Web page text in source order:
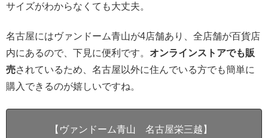
サイズがわからなくても大丈夫。
名古屋にはヴァンドーム青山が4店舗あり、全店舗が百貨店
内にあるので、下見に便利です。 オンラインストアでも販
売されているため、名古屋以外に住んでいる方でも簡単に
購入できるのが嬉しいですね。
【ヴァンドーム青山 名古屋栄三越】